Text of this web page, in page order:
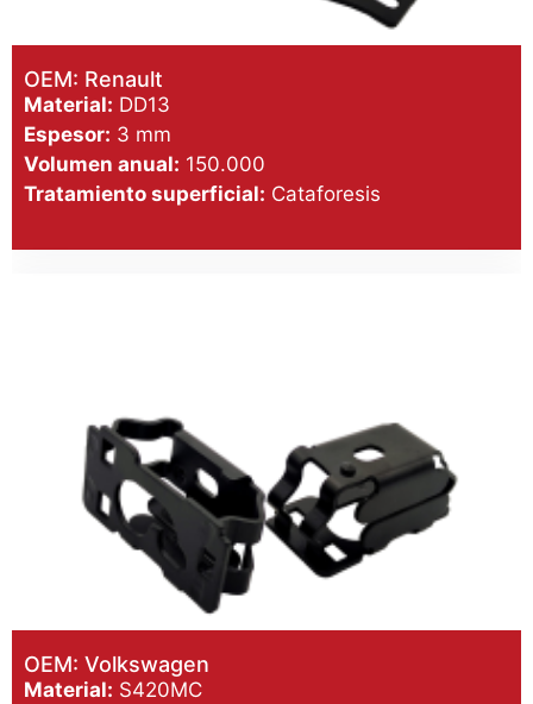
OEM: Renault
Material: DD13
Espesor: 3 mm
Volumen anual: 150.000
Tratamiento superficial: Cataforesis
OEM: Volkswagen
Material: S420MC